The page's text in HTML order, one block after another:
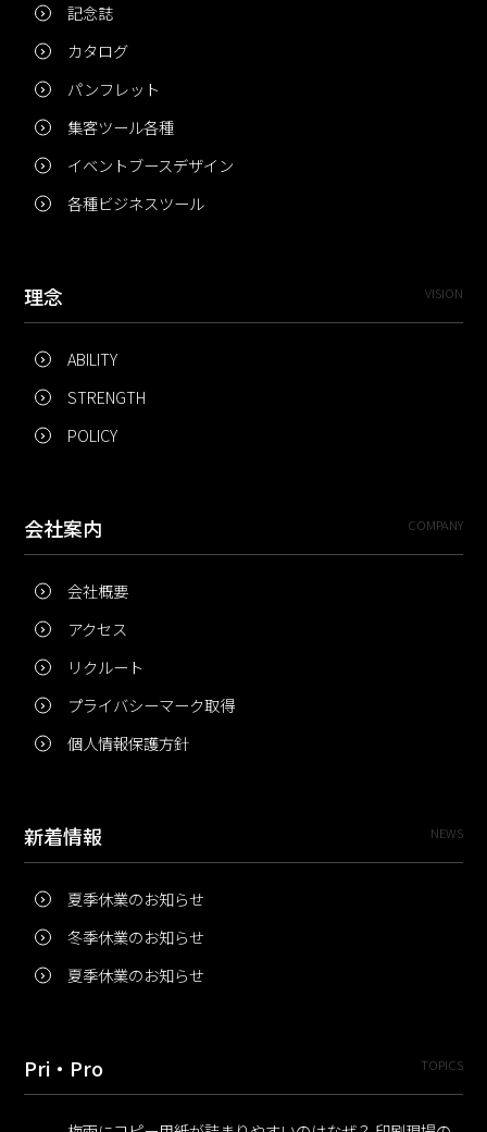
記念誌
カタログ
パンフレット
集客ツール各種
イベントブースデザイン
各種ビジネスツール
理念 VISION
ABILITY
STRENGTH
POLICY
会社案内 COMPANY
会社概要
アクセス
リクルート
プライバシーマーク取得
個人情報保護方針
新着情報 NEWS
夏季休業のお知らせ
冬季休業のお知らせ
夏季休業のお知らせ
Pri・Pro TOPICS